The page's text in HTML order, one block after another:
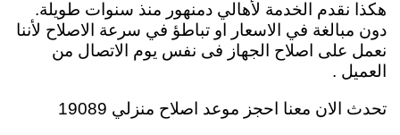
هكذا نقدم الخدمة لأهالي دمنهور منذ سنوات طويلة.
دون مبالغة في الاسعار او تباطؤ في سرعة الاصلاح لأننا
نعمل على اصلاح الجهاز فى نفس يوم الاتصال من
العميل .
تحدث الان معنا احجز موعد اصلاح منزلي 19089